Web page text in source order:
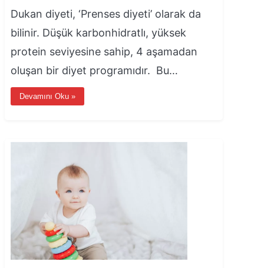
Dukan diyeti, ‘Prenses diyeti’ olarak da
bilinir. Düşük karbonhidratlı, yüksek
protein seviyesine sahip, 4 aşamadan
oluşan bir diyet programıdır. Bu…
Devamını Oku »